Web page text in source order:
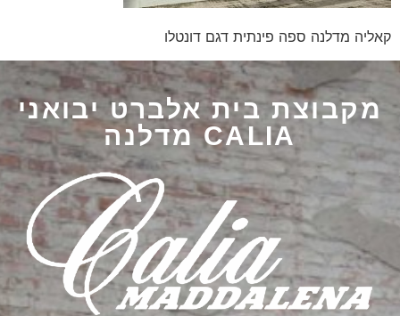
קאליה מדלנה ספה פינתית דגם דונטלו
מקבוצת בית אלברט יבואני
CALIA מדלנה